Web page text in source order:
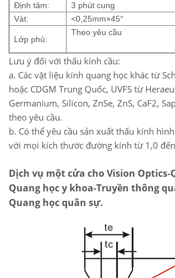
Định tâm:
3 phút cung
Vát:
<0,25mm×45°
Lớp phủ:
Theo yêu cầu
Lưu ý đối với thấu kính cầu:
a. Các vật liệu kính quang học khác từ
hoặc CDGM Trung Quốc, UVFS từ
Germanium, Silicon, ZnSe, ZnS, CaF2,
theo yêu cầu.
b. Có thể yêu cầu sản xuất thấu kính
với mọi kích thước đường kính từ 1,0
Dịch vụ một cửa cho Vision Optics-
Quang học y khoa-Truyền thông
Quang học quân sự.